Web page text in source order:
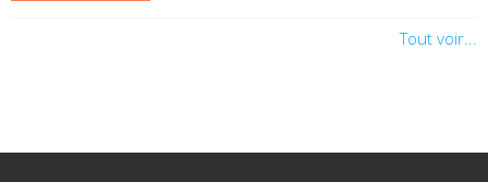
Tout voir...